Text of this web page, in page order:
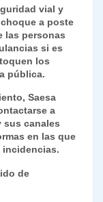
vial y
a poste
las personas
si es
los
pública.
Saesa
a
sus canales
en las que
incidencias.
de